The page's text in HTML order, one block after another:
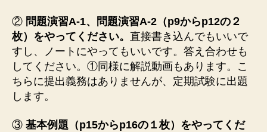
② 問題演習A-1、問題演習A-2（p9からp12の２
枚）をやってください。 直接書き込んでもいいで
すし、ノートにやってもいいです。答え合わせも
してください。①同様に解説動画もあります。こ
ちらに提出義務はありませんが、定期試験に出題
します。
③ 基本例題（p15からp16の１枚）をやってくだ